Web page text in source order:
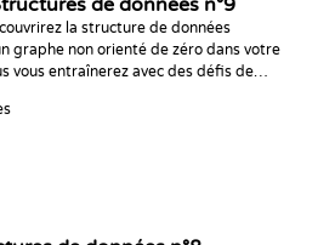
de données n°9
la structure de données
graphe non orienté de zéro dans votre
vous entraînerez avec des défis de